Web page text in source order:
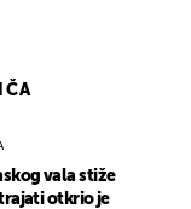
vala stiže
otkrio je